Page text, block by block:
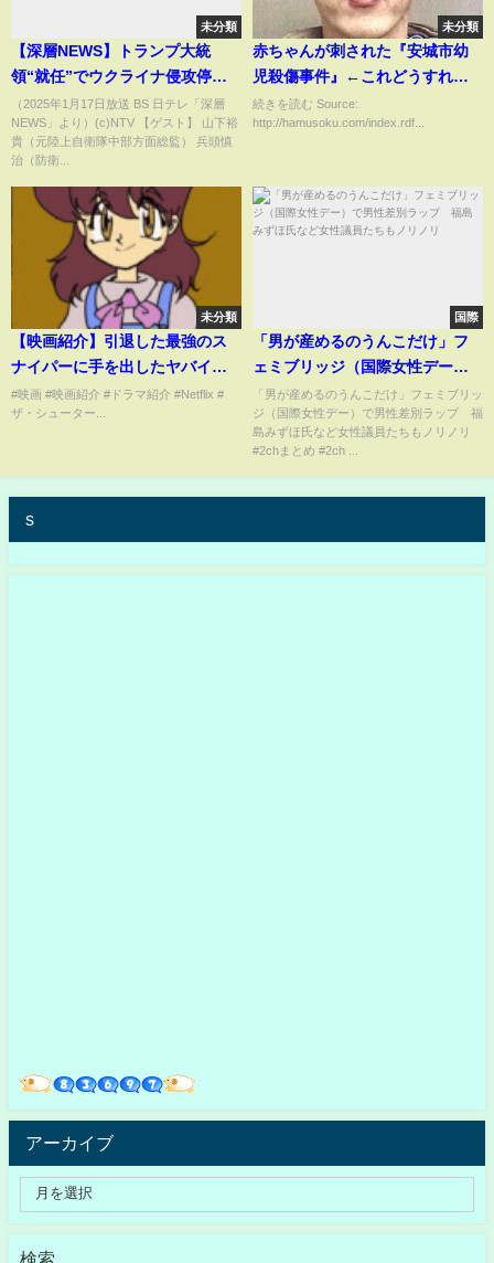
未分類
【深層NEWS】トランプ大統
領“就任”でウクライナ侵攻停戦
は…「２４時間」から「６か月
（2025年1月17日放送 BS 日テレ「深層
NEWS」より）(c)NTV 【ゲスト】 山下裕
貴（元陸上自衛隊中部方面総監） 兵頭慎
治（防衛...
未分類
赤ちゃんが刺された『安城市幼
児殺傷事件』←これどうすれば
よかったのか？犯人は後３年で
出所予定
続きを読む Source:
http://hamusoku.com/index.rdf...
未分類
【映画紹介】引退した最強のス
ナイパーに手を出したヤバイ組
織の正体...
#映画 #映画紹介 #ドラマ紹介 #Netflix #
ザ・シューター...
国際
「男が産めるのうんこだけ」フ
ェミブリッジ（国際女性デー）
で男性差別ラップ 福島みずほ
氏など女性議員たちもノリノリ
「男が産めるのうんこだけ」フェミブリッ
ジ（国際女性デー）で男性差別ラップ 福
島みずほ氏など女性議員たちもノリノリ
#2chまとめ #2ch ...
s
アーカイブ
検索